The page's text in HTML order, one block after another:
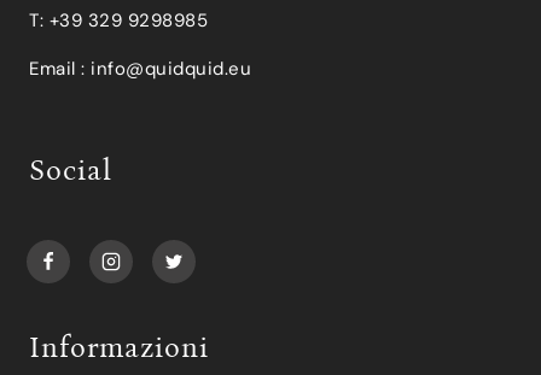
T: +39 329 9298985
Email : info@quidquid.eu
Social
Informazioni